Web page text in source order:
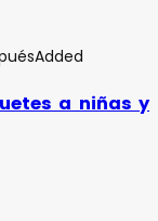
Added
a niñas y